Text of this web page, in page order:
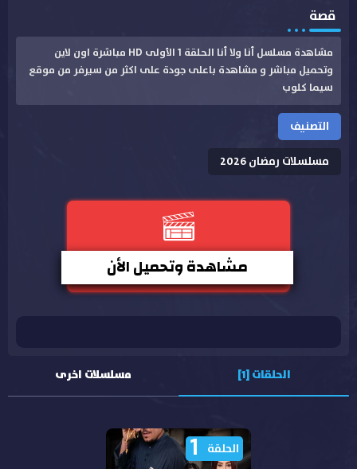
قصة
مشاهدة مسلسل أنا ولا أنا الحلقة 1 الأولى HD مباشرة اون لاين
وتحميل مباشر و مشاهدة باعلى جودة على اكثر من سيرفر من موقع
سيما كلوب
التصنيف
مسلسلات رمضان 2026
مشاهدة وتحميل الأن
الحلقات [1] مسلسلات اخرى
الحلقة 1